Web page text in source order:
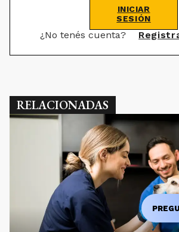
INICIAR
SESIÓN
¿No tenés cuenta?
RELACIONADAS